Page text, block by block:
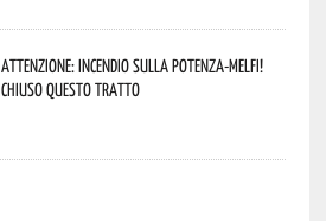
Attenzione: incendio sulla Potenza-Melfi!
Chiuso questo tratto